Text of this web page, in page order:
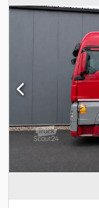
Įranga:ABS,
langų